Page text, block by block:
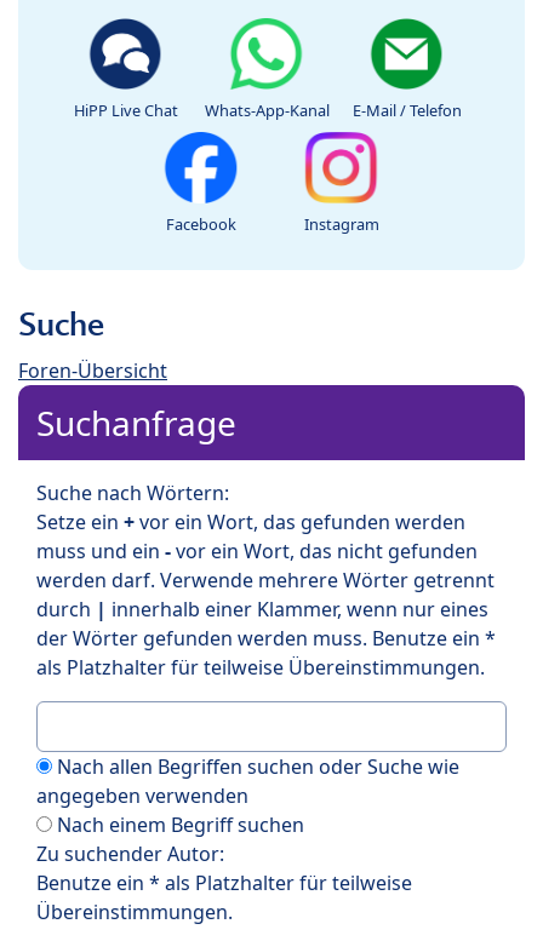
HiPP Live Chat Whats-App-Kanal E-Mail / Telefon
Facebook Instagram
Suche
Foren-Übersicht
Suchanfrage
Suche nach Wörtern:
Setze ein +vor ein Wort, das gefunden werden
muss und ein -vor ein Wort, das nicht gefunden
werden darf. Verwende mehrere Wörter getrennt
durch | innerhalb einer Klammer, wenn nur eines
der Wörter gefunden werden muss. Benutze ein *
als Platzhalter für teilweise Übereinstimmungen.
Nach allen Begriffen suchen oder Suche wie
angegeben verwenden
Nach einem Begriff suchen
Zu suchender Autor:
Benutze ein * als Platzhalter für teilweise
Übereinstimmungen.